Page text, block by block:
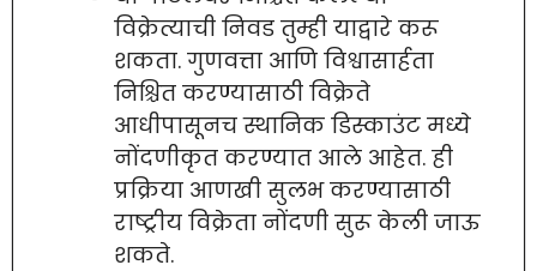
विक्रेत्याची निवड तुम्ही याद्वारे करू
शकता. गुणवत्ता आणि विश्वासार्हता
निश्चित करण्यासाठी विक्रेते
आधीपासूनच स्थानिक डिस्काउंट मध्ये
नोंदणीकृत करण्यात आले आहेत. ही
प्रक्रिया आणखी सुलभ करण्यासाठी
राष्ट्रीय विक्रेता नोंदणी सुरू केली जाऊ
शकते.